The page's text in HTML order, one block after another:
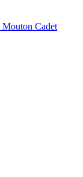
Mouton Cadet